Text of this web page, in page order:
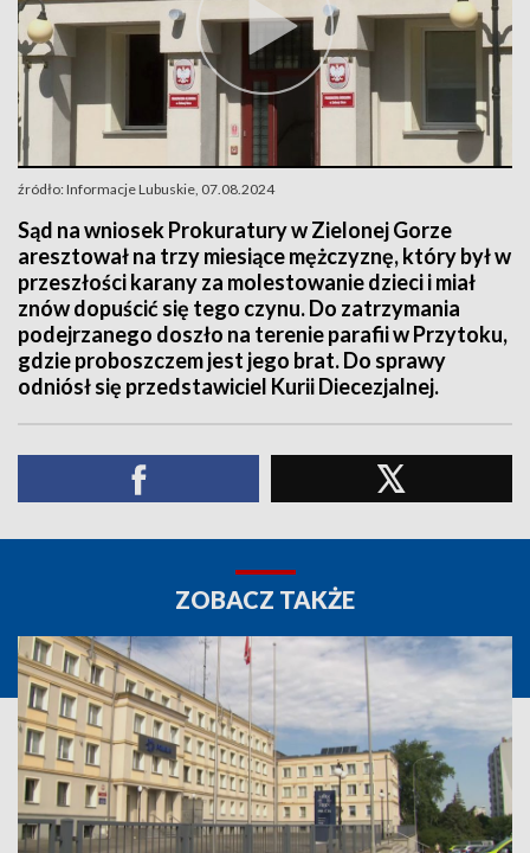
źródło: Informacje Lubuskie, 07.08.2024
Sąd na wniosek Prokuratury w Zielonej Gorze
aresztował na trzy miesiące mężczyznę, który był w
przeszłości karany za molestowanie dzieci i miał
znów dopuścić się tego czynu. Do zatrzymania
podejrzanego doszło na terenie parafii w Przytoku,
gdzie proboszczem jest jego brat. Do sprawy
odniósł się przedstawiciel Kurii Diecezjalnej.
ZOBACZ TAKŻE